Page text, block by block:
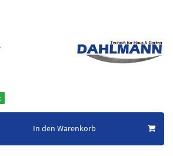
In den Warenkorb